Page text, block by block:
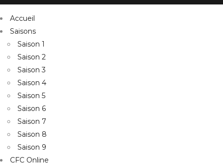
Accueil
Saisons
Saison 1
Saison 2
Saison 3
Saison 4
Saison 5
Saison 6
Saison 7
Saison 8
Saison 9
CFC Online